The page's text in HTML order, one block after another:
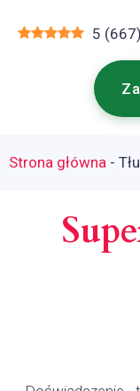
5 (667)
Strona główna -